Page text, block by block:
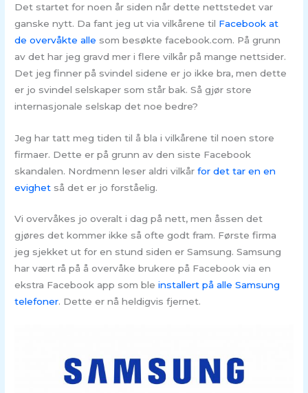
Det startet for noen år siden når dette nettstedet var
ganske nytt. Da fant jeg ut via vilkårene til Facebook at
de overvåkte alle som besøkte facebook.com. På grunn
av det har jeg gravd mer i flere vilkår på mange nettsider.
Det jeg finner på svindel sidene er jo ikke bra, men dette
er jo svindel selskaper som står bak. Så gjør store
internasjonale selskap det noe bedre?
Jeg har tatt meg tiden til å bla i vilkårene til noen store
firmaer. Dette er på grunn av den siste Facebook
skandalen. Nordmenn leser aldri vilkårfor det tar en en
evighet så det er jo forståelig.
Vi overvåkes jo overalt i dag på nett, men åssen det
gjøres det kommer ikke så ofte godt fram. Første firma
jeg sjekket ut for en stund siden er Samsung. Samsung
har vært rå på å overvåke brukere på Facebook via en
ekstra Facebook app som bleinstallert på alle Samsung
telefoner. Dette er nå heldigvis fjernet.